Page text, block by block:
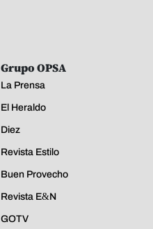
Grupo OPSA
La Prensa
El Heraldo
Diez
Revista Estilo
Buen Provecho
Revista E&N
GOTV